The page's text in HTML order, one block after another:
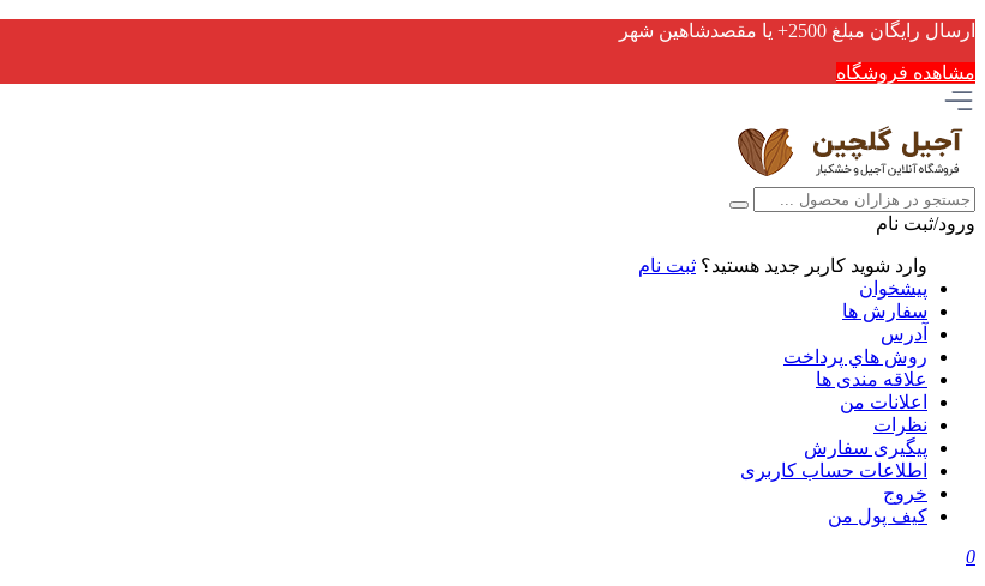
ارسال رایگان مبلغ 2500+ یا مقصدشاهین شهر
مشاهده فروشگاه
ورود/ثبت نام
وارد شوید کاربر جدید هستید؟ ثبت نام
پیشخوان
سفارش ها
آدرس
روش هاي پرداخت
علاقه مندی ها
اعلانات من
نظرات
پیگیری سفارش
اطلاعات حساب كاربری
خروج
کیف پول من
0